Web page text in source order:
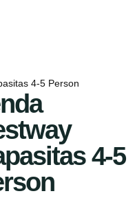
4-5 Person
4-5